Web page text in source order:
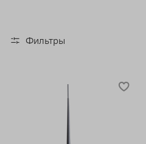
Фильтры